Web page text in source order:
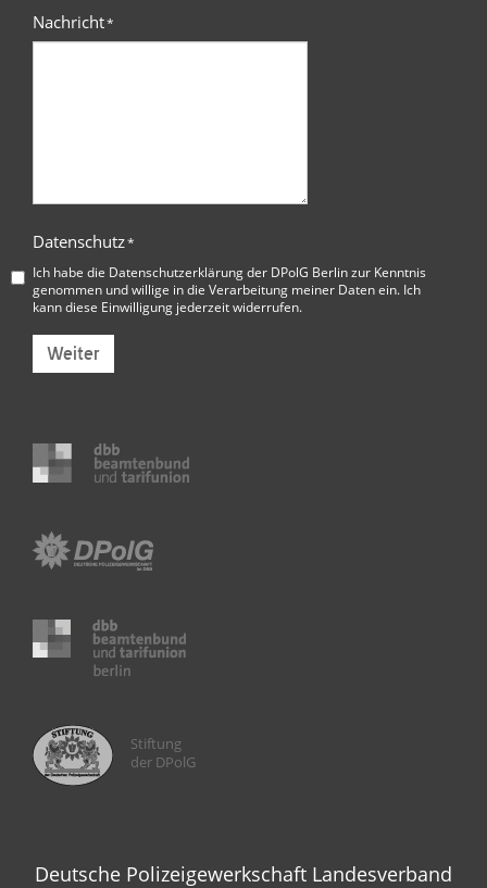
Nachricht*
Datenschutz*
Ich habe die Datenschutzerklärung der DPolG Berlinzur Kenntnis
genommen und willige in die Verarbeitung meiner Daten ein. Ich
kann diese Einwilligung jederzeit widerrufen.
Weiter
Stiftung
der DPolG
Deutsche Polizeigewerkschaft Landesverband